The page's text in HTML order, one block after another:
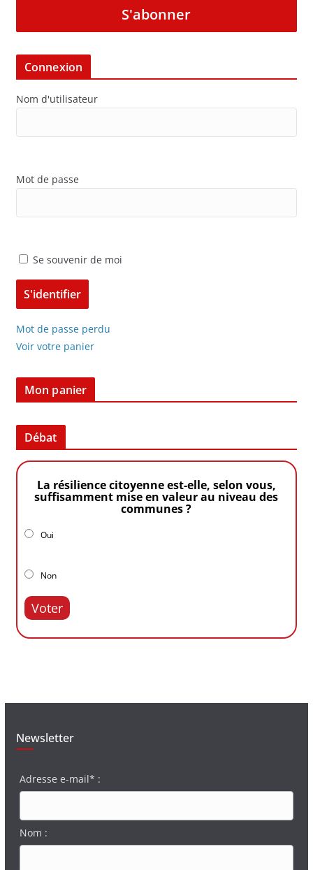
S'abonner
Connexion
Nom d'utilisateur
Mot de passe
Se souvenir de moi
Mot de passe perdu
Voir votre panier
Mon panier
Débat
La résilience citoyenne est-elle, selon vous,
suffisamment mise en valeur au niveau des
communes ?
Oui
Non
Voter
Newsletter
Adresse e-mail* :
Nom :